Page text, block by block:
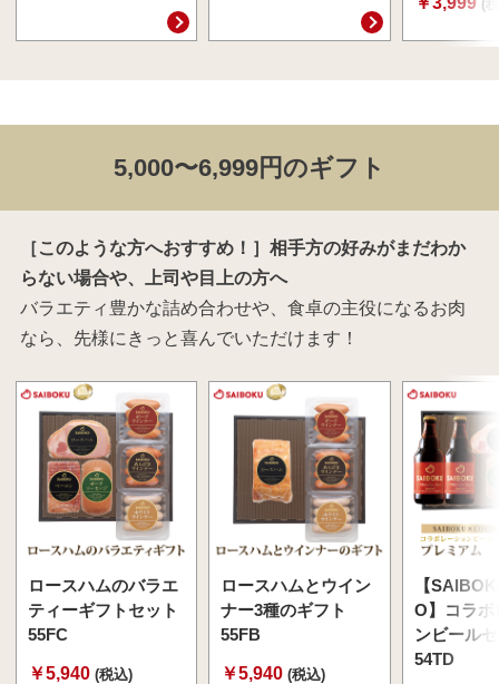
(
5,000〜6,999円のギフト
［このような方へおすすめ！］相手方の好みがまだわか
らない場合や、上司や目上の方へ
バラエティ豊かな詰め合わせや、食卓の主役になるお肉
なら、先様にきっと喜んでいただけます！
ロースハムのバラエ
ティーギフトセット
55FC
￥5,940 (税込)
ロースハムとウイン
ナー3種のギフト
55FB
￥5,940 (税込)
【
O】コラボ
ンビール
54TD